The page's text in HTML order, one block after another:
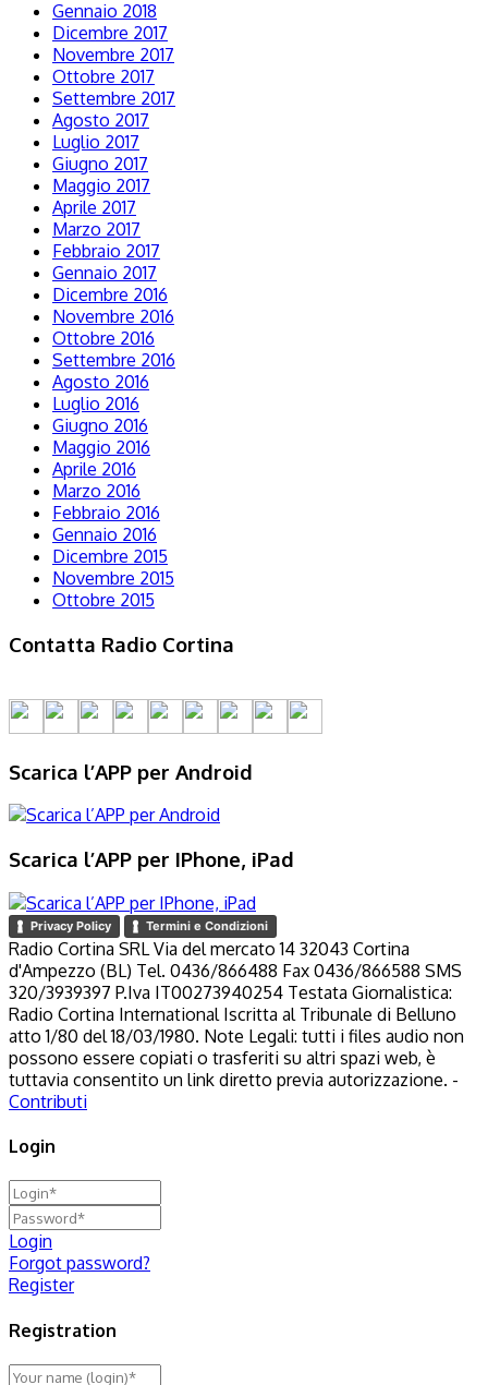
Gennaio 2018
Dicembre 2017
Novembre 2017
Ottobre 2017
Settembre 2017
Agosto 2017
Luglio 2017
Giugno 2017
Maggio 2017
Aprile 2017
Marzo 2017
Febbraio 2017
Gennaio 2017
Dicembre 2016
Novembre 2016
Ottobre 2016
Settembre 2016
Agosto 2016
Luglio 2016
Giugno 2016
Maggio 2016
Aprile 2016
Marzo 2016
Febbraio 2016
Gennaio 2016
Dicembre 2015
Novembre 2015
Ottobre 2015
Contatta Radio Cortina
Scarica l’APP per Android
Scarica l’APP per IPhone, iPad
Privacy Policy Termini e Condizioni
Radio Cortina SRL Via del mercato 14 32043 Cortina
d'Ampezzo (BL) Tel. 0436/866488 Fax 0436/866588 SMS
320/3939397 P.Iva IT00273940254 Testata Giornalistica:
Radio Cortina International Iscritta al Tribunale di Belluno
atto 1/80 del 18/03/1980. Note Legali: tutti i files audio non
possono essere copiati o trasferiti su altri spazi web, è
tuttavia consentito un link diretto previa autorizzazione. -
Contributi
Login
Login
Forgot password?
Register
Registration